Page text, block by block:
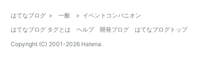
行などで…
はてなブログ > 一般 > イベントコンパニオン
はてなブログ タグとは
ヘルプ 開発ブログ
はてなブログトップ
Copyright (C) 2001-2026 Hatena.